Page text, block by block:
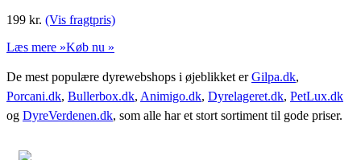
199 kr. (Vis fragtpris)
Læs mere »Køb nu »
De mest populære dyrewebshops i øjeblikket erGilpa.dk,
Porcani.dk, Bullerbox.dk, Animigo.dk, Dyrelageret.dk, PetLux.dk
og DyreVerdenen.dk, som alle har et stort sortiment til gode priser.